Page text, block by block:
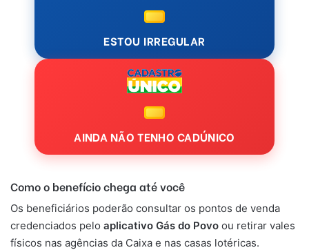
ESTOU IRREGULAR
AINDA NÃO TENHO CADÚNICO
Como o benefício chega até você
Os beneficiários poderão consultar os pontos de venda
credenciados pelo aplicativo Gás do Povo ou retirar vales
físicos nas agências da Caixa e nas casas lotéricas.